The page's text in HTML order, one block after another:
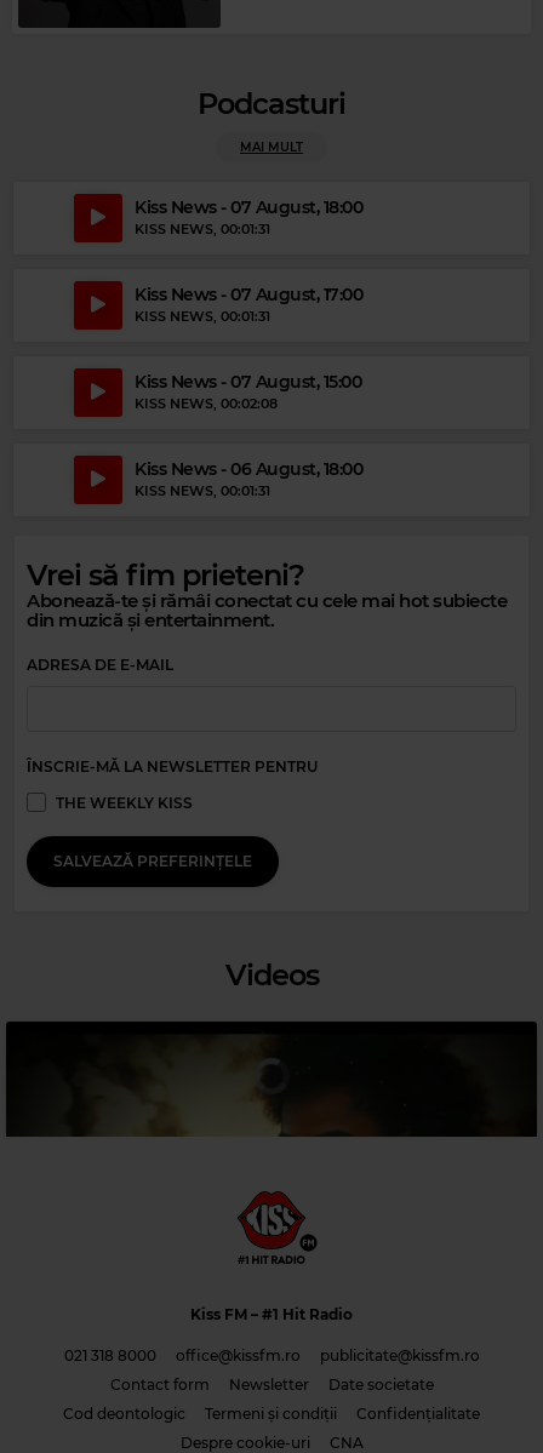
SHEENA EASTON
Magic Party Mix
MAGIC PARTY MIX – MAGIC PARTY MIX
Magic Relax
Podcasturi
MAI MULT
Kiss News - 07 August, 18:00
KISS NEWS, 00:01:31
Kiss News - 07 August, 17:00
KISS NEWS, 00:01:31
Kiss News - 07 August, 15:00
KISS NEWS, 00:02:08
Kiss News - 06 August, 18:00
KISS NEWS, 00:01:31
Vrei să fim prieteni?
Abonează-te și rămâi conectat cu cele mai hot subiecte
din muzică și entertainment.
ADRESA DE E-MAIL
ÎNSCRIE-MĂ LA NEWSLETTER PENTRU
THE WEEKLY KISS
SALVEAZĂ PREFERINȚELE
Videos
Costi & Adrian Saguna & Benzol – Solo tu -1
Kiss FM – #1 Hit Radio
021 318 8000 office@kissfm.ro
publicitate@kissfm.ro
Contact form
Newsletter
Date societate
Cod deontologic
Termeni și condiții
Confidențialitate
Despre cookie-uri
CNA